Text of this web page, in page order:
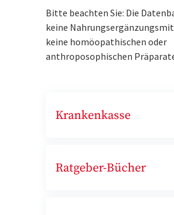
Bitte beachten Sie: Die
keine
keine homöopathischen oder
anthroposophischen
Krankenkasse
Ratgeber-Bücher